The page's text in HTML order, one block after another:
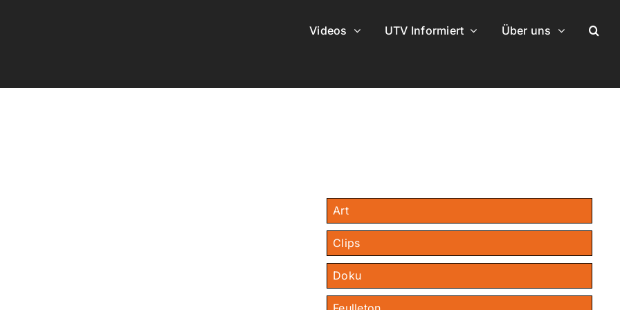
Videos UTV Informiert Über uns
Art
Clips
Doku